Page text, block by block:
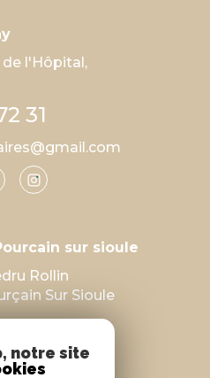
de l'Hôpital,
31
sur sioule
Rollin
Sur Sioule
notre site